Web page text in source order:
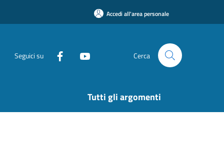
Accedi all'area personale
Seguici su Cerca
Tutti gli argomenti